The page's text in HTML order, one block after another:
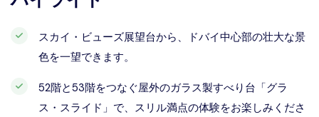
スカイ・ビューズ展望台から、ドバイ中心部の壮大な景
色を一望できます。
52階と53階をつなぐ屋外のガラス製すべり台「グラ
ス・スライド」で、スリル満点の体験をお楽しみくださ